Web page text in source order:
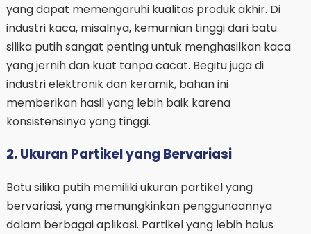
yang dapat memengaruhi kualitas produk akhir. Di
industri kaca, misalnya, kemurnian tinggi dari batu
silika putih sangat penting untuk menghasilkan kaca
yang jernih dan kuat tanpa cacat. Begitu juga di
industri elektronik dan keramik, bahan ini
memberikan hasil yang lebih baik karena
konsistensinya yang tinggi.
2. Ukuran Partikel yang Bervariasi
Batu silika putih memiliki ukuran partikel yang
bervariasi, yang memungkinkan penggunaannya
dalam berbagai aplikasi. Partikel yang lebih halus